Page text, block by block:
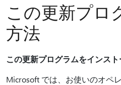
この更新プロ
方法
この更新プログラムをインス
Microsoft では、お使いのオペ